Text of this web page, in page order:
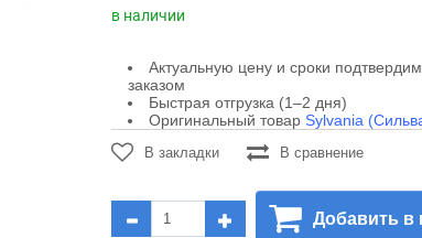
в наличии
Актуальную цену и сроки
заказом
Быстрая отгрузка (1–2 дня)
Оригинальный товар Sylvania
В закладки В сравнение
Добавить в